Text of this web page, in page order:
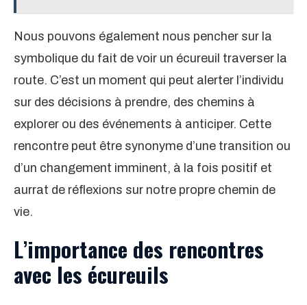
Nous pouvons également nous pencher sur la
symbolique du fait de voir un écureuil traverser la
route. C’est un moment qui peut alerter l’individu
sur des décisions à prendre, des chemins à
explorer ou des événements à anticiper. Cette
rencontre peut être synonyme d’une transition ou
d’un changement imminent, à la fois positif et
aurrat de réflexions sur notre propre chemin de
vie.
L’importance des rencontres
avec les écureuils